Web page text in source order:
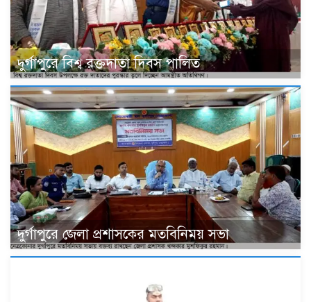
দুর্গাপুরে বিশ্ব রক্তদাতা দিবস পালিত
দুর্গাপুরে জেলা প্রশাসকের মতবিনিময় সভা